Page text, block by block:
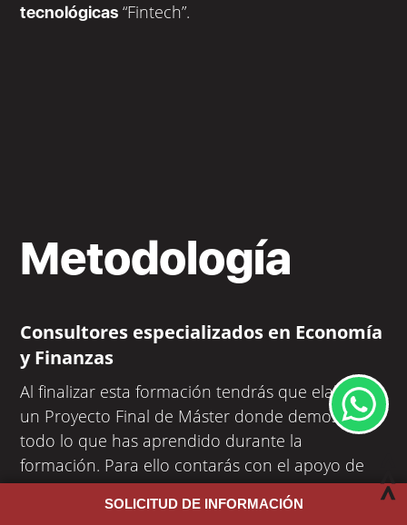
tecnológicas “Fintech”.
Metodología
Consultores especializados en Economía
y Finanzas
Al finalizar esta formación tendrás que elaborar
un Proyecto Final de Máster donde demostrarás
todo lo que has aprendido durante la
formación. Para ello contarás con el apoyo de
expertos con una amplia trayectoria
profesional.
SOLICITUD DE INFORMACIÓN